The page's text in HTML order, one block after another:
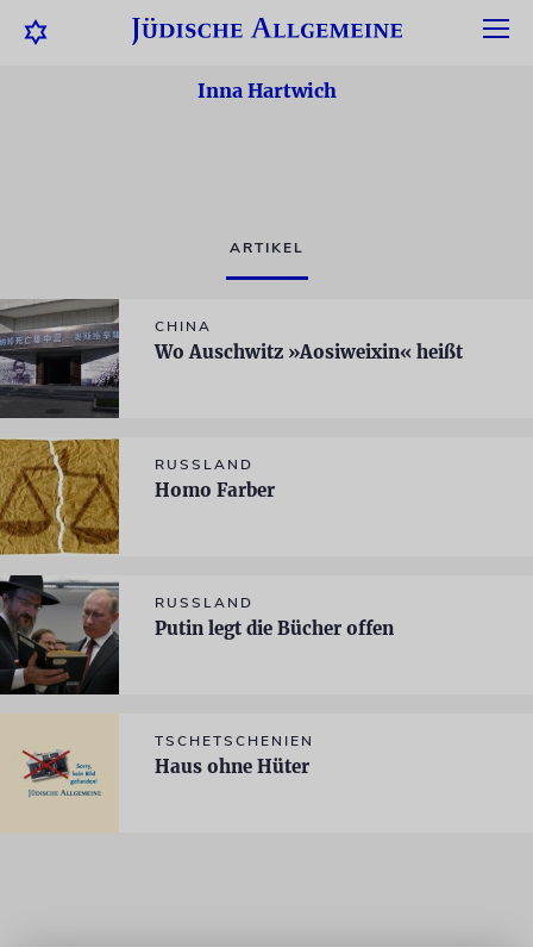
Inna Hartwich
ARTIKEL
CHINA
Wo Auschwitz »Aosiweixin« heißt
RUSSLAND
Homo Farber
RUSSLAND
Putin legt die Bücher offen
TSCHETSCHENIEN
Haus ohne Hüter